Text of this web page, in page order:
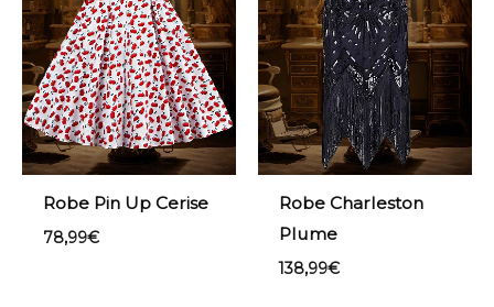
Robe Pin Up Cerise
78,99€
Robe Charleston
Plume
138,99€